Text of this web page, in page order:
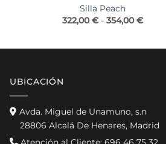
Silla Peach
322,00€ - 354,00€Rango
UBICACIÓN
Avda. Miguel de Unamuno, s.n
28806 Alcalá De Henares, Madrid